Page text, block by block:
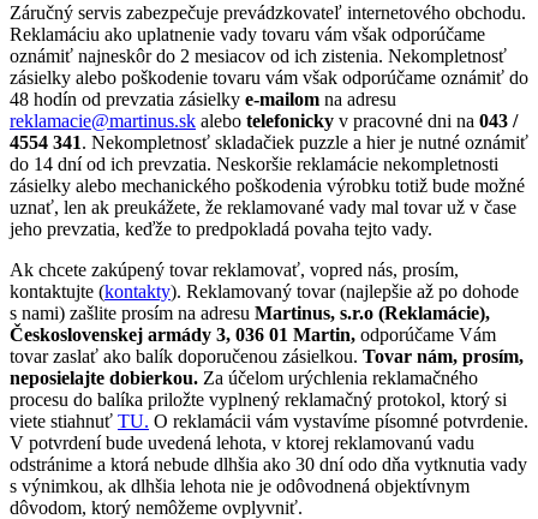
Záručný servis zabezpečuje prevádzkovateľ internetového obchodu.
Reklamáciu ako uplatnenie vady tovaru vám však odporúčame
oznámiť najneskôr do 2 mesiacov od ich zistenia. Nekompletnosť
zásielky alebo poškodenie tovaru vám však odporúčame oznámiť do
48 hodín od prevzatia zásielky e-mailom na adresu
reklamacie@martinus.sk alebo telefonicky v pracovné dni na 043 /
4554 341. Nekompletnosť skladačiek puzzle a hier je nutné oznámiť
do 14 dní od ich prevzatia. Neskoršie reklamácie nekompletnosti
zásielky alebo mechanického poškodenia výrobku totiž bude možné
uznať, len ak preukážete, že reklamované vady mal tovar už v čase
jeho prevzatia, keďže to predpokladá povaha tejto vady.
Ak chcete zakúpený tovar reklamovať, vopred nás, prosím,
kontaktujte (kontakty). Reklamovaný tovar (najlepšie až po dohode
s nami) zašlite prosím na adresu Martinus, s.r.o (Reklamácie),
Československej armády 3, 036 01 Martin, odporúčame Vám
tovar zaslať ako balík doporučenou zásielkou. Tovar nám, prosím,
neposielajte dobierkou. Za účelom urýchlenia reklamačného
procesu do balíka priložte vyplnený reklamačný protokol, ktorý si
viete stiahnuť TU. O reklamácii vám vystavíme písomné potvrdenie.
V potvrdení bude uvedená lehota, v ktorej reklamovanú vadu
odstránime a ktorá nebude dlhšia ako 30 dní odo dňa vytknutia vady
s výnimkou, ak dlhšia lehota nie je odôvodnená objektívnym
dôvodom, ktorý nemôžeme ovplyvniť.